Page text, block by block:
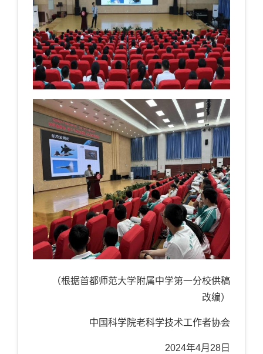
（根据首都师范大学附属中学第一分校供稿
改编）
中国科学院老科学技术工作者协会
2024年4月28日